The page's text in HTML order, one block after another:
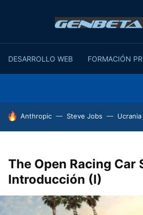
DESARROLLO WEB FORMACIÓN
HOY SE HABLA DE
Anthropic Steve Jobs Ucrania
The Open Racing Car
Introducción (I)